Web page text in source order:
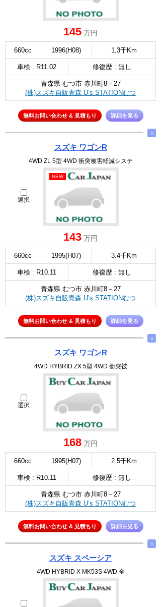
145 万円
660cc 1996(H08) 1.3千Km
車検 : R11.02 修復歴 : 無し
青森県 むつ市 赤川町8－27
(株)スズキ自販青森 U’s STATIONむつ
無料お問い合わせ & 見積もり 詳細を見る
∧
スズキ ワゴンR
4WD ZL 5型 4WD 衝突被害軽減システ
選択
NEW
143 万円
660cc 1995(H07) 3.4千Km
車検 : R10.11 修復歴 : 無し
青森県 むつ市 赤川町8－27
(株)スズキ自販青森 U’s STATIONむつ
無料お問い合わせ & 見積もり 詳細を見る
∧
スズキ ワゴンR
4WD HYBRID ZX 5型 4WD 衝突被
選択
168 万円
660cc 1995(H07) 2.5千Km
車検 : R10.11 修復歴 : 無し
青森県 むつ市 赤川町8－27
(株)スズキ自販青森 U’s STATIONむつ
無料お問い合わせ & 見積もり 詳細を見る
∧
スズキ スペーシア
4WD HYBRID X MK53S 4WD 全